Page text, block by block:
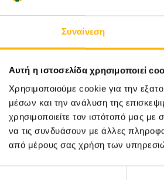
Συναίνεση
Αυτή η ιστοσελίδα χρησιμοποιεί
Χρησιμοποιούμε cookie για την
μέσων και την ανάλυση της
χρησιμοποιείτε τον ιστότοπό μας
να τις συνδυάσουν με άλλες
από μέρους σας χρήση των
ΜΑΙΕΥΤΙΚΉ - ΓΥΝΑΙΚΟΛΟΓΙΚΉ
ΙΑΣΩ: Ημερίδα Αναισθησιολογίας με
των Ασθενών»